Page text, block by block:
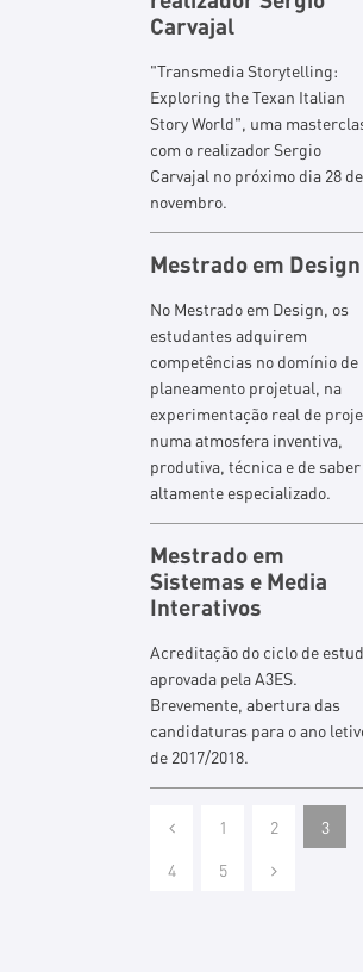
Carvajal
"Transmedia Storytelling:
Exploring the Texan Italian
Story World", uma
com o realizador Sergio
Carvajal no próximo dia 28 de
novembro.
Mestrado em Design
No Mestrado em Design, os
estudantes adquirem
competências no domínio de
planeamento projetual, na
experimentação real de
numa atmosfera inventiva,
produtiva, técnica e de saber
altamente especializado.
Mestrado em
Sistemas e Media
Interativos
Acreditação do ciclo de
aprovada pela A3ES.
Brevemente, abertura das
candidaturas para o ano
de 2017/2018.
1 2
3
4
5